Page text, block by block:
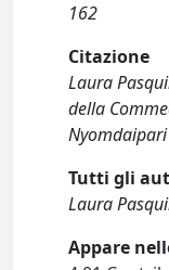
162
Citazione
Laura
della
Nyomdaipari
Tutti gli
Laura
Appare